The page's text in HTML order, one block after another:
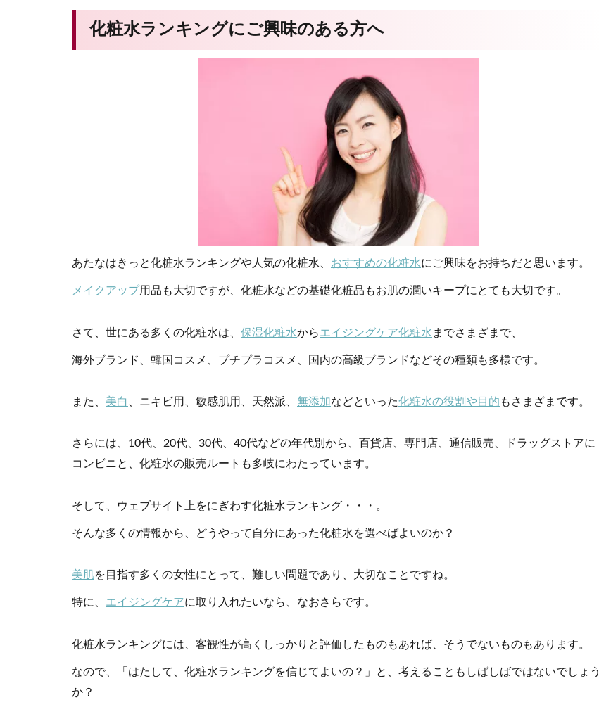
化粧水ランキングにご興味のある方へ
あたなはきっと化粧水ランキングや人気の化粧水、 おすすめの化粧水にご興味をお持ちだと思います。
メイクアップ用品も大切ですが、化粧水などの基礎化粧品もお肌の潤いキープにとても大切です。
さて、世にある多くの化粧水は、 保湿化粧水からエイジングケア化粧水 までさまざまで、
海外ブランド、韓国コスメ、プチプラコスメ、国内の高級ブランドなどその種類も多様です。
また、 美白 、ニキビ用、敏感肌用、天然派、 無添加などといった化粧水の役割や目的 もさまざまです。
さらには、10代、20代、30代、40代などの年代別から、百貨店、専門店、通信販売、ドラッグストアに
コンビニと、化粧水の販売ルートも多岐にわたっています。
そして、ウェブサイト上をにぎわす化粧水ランキング・・・。
そんな多くの情報から、どうやって自分にあった化粧水を選べばよいのか？
美肌を目指す多くの女性にとって、難しい問題であり、大切なことですね。
特に、 エイジングケアに取り入れたいなら、なおさらです。
化粧水ランキングには、客観性が高くしっかりと評価したものもあれば、そうでないものもあります。
なので、「はたして、化粧水ランキングを信じてよいの？」と、考えることもしばしばではないでしょう
か？